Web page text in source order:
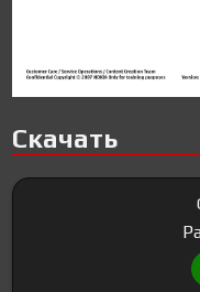
Скачать